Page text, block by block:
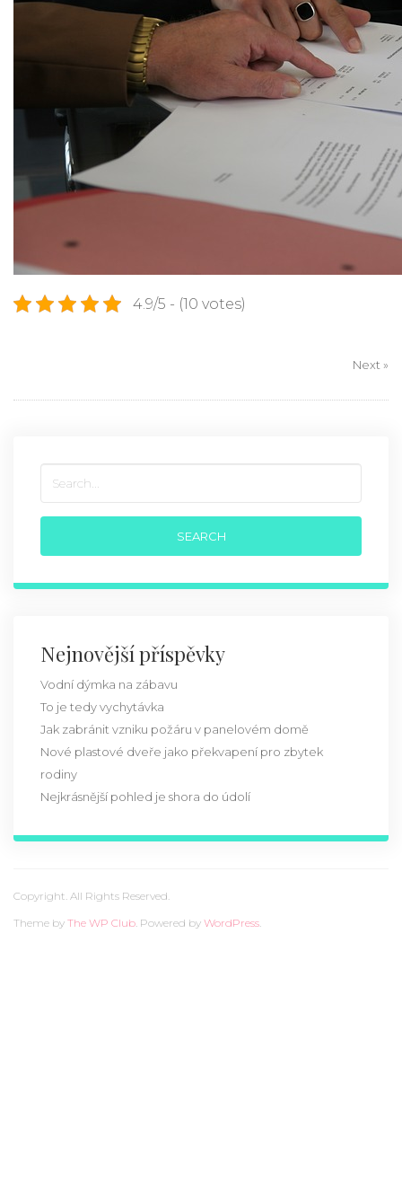
4.9/5 - (10 votes)
Next »
Nejnovější příspěvky
Vodní dýmka na zábavu
To je tedy vychytávka
Jak zabránit vzniku požáru v panelovém domě
Nové plastové dveře jako překvapení pro zbytek
rodiny
Nejkrásnější pohled je shora do údolí
Copyright. All Rights Reserved.
Theme by The WP Club . Powered by WordPress